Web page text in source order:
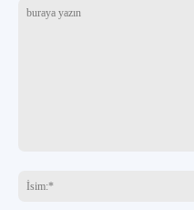
yazın